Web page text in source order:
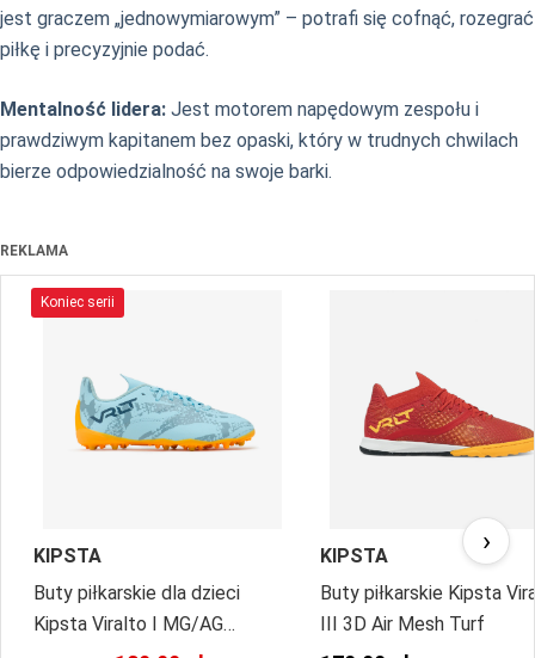
jest graczem „jednowymiarowym” – potrafi się cofnąć, rozegrać
piłkę i precyzyjnie podać.
Mentalność lidera: Jest motorem napędowym zespołu i
prawdziwym kapitanem bez opaski, który w trudnych chwilach
bierze odpowiedzialność na swoje barki.
REKLAMA
Koniec serii
KIPSTA
Buty piłkarskie dla dzieci
Kipsta Viralto I MG/AG
KIPSTA
Buty piłkarskie Kipsta
III 3D Air Mesh Turf
›